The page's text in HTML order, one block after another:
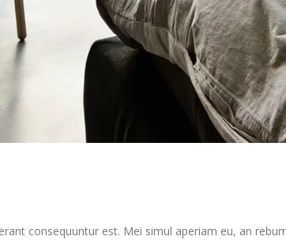
consequuntur est. Mei simul aperiam eu, an